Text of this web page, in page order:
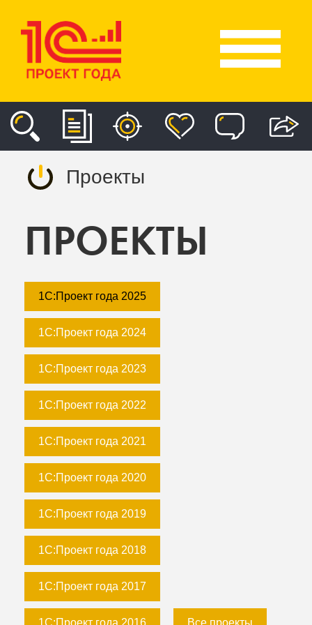
Проекты
ПРОЕКТЫ
1С:Проект года 2025
1С:Проект года 2024
1С:Проект года 2023
1С:Проект года 2022
1С:Проект года 2021
1С:Проект года 2020
1С:Проект года 2019
1С:Проект года 2018
1С:Проект года 2017
1С:Проект года 2016 Все проекты